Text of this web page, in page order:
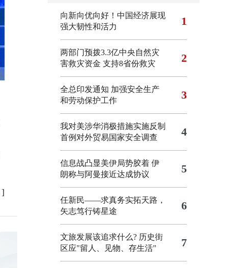
]
向新向优向好！中国经济展现
强大韧性和活力
1
两部门预拨3.3亿中央自然灾
害救灾资金 支持8省份救灾
2
全总印发通知 加强安全生产
和劳动保护工作
3
我对美涉华消极措施实施反制
首例对外贸易国家安全调查
4
信息战凸显美伊局势胶着 伊
朗称与阿曼接近达成协议
5
任新民——求真务实拓天路，
矢志笃行铸星途
6
文旅发展该追求什么? 历史街
区应"留人、见物、存生活"
7